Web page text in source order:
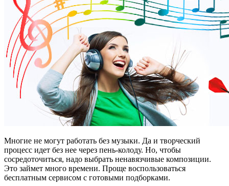
Многие не могут работать без музыки. Да и творческий
процесс идет без нее через пень-колоду. Но, чтобы
сосредоточиться, надо выбрать ненавязчивые композиции.
Это займет много времени. Проще воспользоваться
бесплатным сервисом с готовыми подборками.